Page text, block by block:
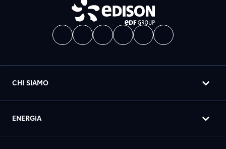
CHI SIAMO
ENERGIA